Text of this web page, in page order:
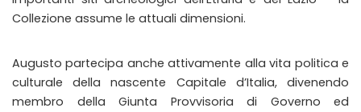
Collezione assume le attuali dimensioni.
Augusto partecipa anche attivamente alla vita politica e
culturale della nascente Capitale d’Italia, divenendo
membro della Giunta Provvisoria di Governo ed